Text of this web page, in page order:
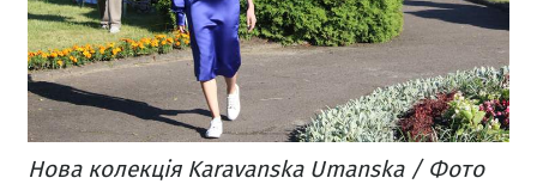
Нова колекція Karavanska Umanska / Фото